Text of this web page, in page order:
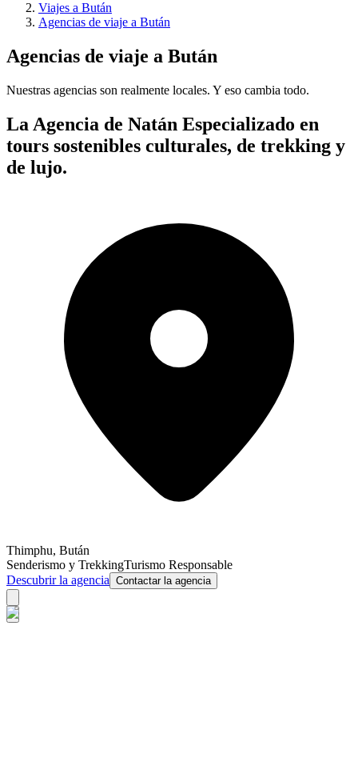
Viajes a Bután
Agencias de viaje a Bután
Agencias de viaje a Bután
Nuestras agencias son realmente locales. Y eso cambia todo.
La Agencia de Natán Especializado en
tours sostenibles culturales, de trekking y
de lujo.
Thimphu, Bután
Senderismo y TrekkingTurismo Responsable
Descubrir la agencia Contactar la agencia